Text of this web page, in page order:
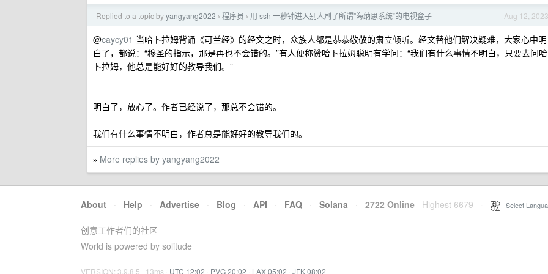
Aug 12, 2023
Replied to a topic byyangyang2022 › 程序员 › 用 ssh 一秒钟进入别人刷了所谓”海纳思系统“的电视盒子
@caycy01 当哈卜拉姆背诵《可兰经》的经文之时，众族人都是恭恭敬敬的肃立倾听。经文替他们解决疑难，大家心中明
白了，都说：“穆圣的指示，那是再也不会错的。”有人便称赞哈卜拉姆聪明有学问：“我们有什么事情不明白，只要去问哈
卜拉姆，他总是能好好的教导我们。”
明白了，放心了。作者已经说了，那总不会错的。
我们有什么事情不明白，作者总是能好好的教导我们的。
» More replies by yangyang2022
About · Help · Advertise · Blog · API · FAQ · Solana · 2722 Online Highest 6679 Select
创意工作者们的社区
World is powered by solitude
VERSION: 3.9.8.5 · 13ms · UTC 12:02 · PVG 20:02 · LAX 05:02 · JFK 08:02